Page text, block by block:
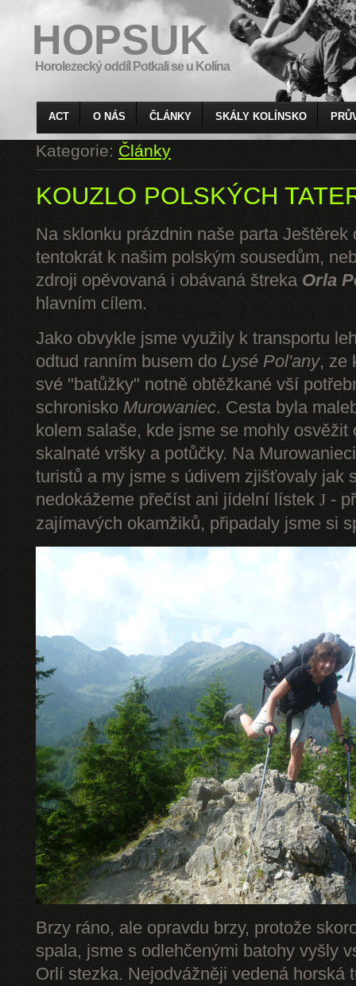
HOPSUK
Horolezecký oddíl Potkali se u Kolína
ACT O NÁS ČLÁNKY SKÁLY KOLÍNSKO
Kategorie:Články
KOUZLO POLSKÝCH
Na sklonku prázdnin naše parta Ještěrek
tentokrát k našim polským sousedům,
zdroji opěvovaná i obávaná štreka Orla
hlavním cílem.
Jako obvykle jsme využily k transportu
odtud ranním busem do Lysé Pol'any, ze
své "batůžky" notně obtěžkané vší
schronisko Murowaniec. Cesta byla
kolem salaše, kde jsme se mohly
skalnaté vršky a potůčky. Na
turistů a my jsme s údivem zjišťovaly jak
nedokážeme přečíst ani jídelní lístek J -
zajímavých okamžiků, připadaly jsme si
Brzy ráno, ale opravdu brzy, protože
spala, jsme s odlehčenými batohy vyšly
Orlí stezka. Nejodvážněji vedená horská